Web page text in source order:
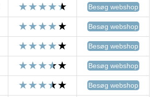
Besøg webshop
Besøg webshop
Besøg webshop
Besøg webshop
Besøg webshop